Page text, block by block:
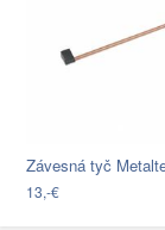
13,-€